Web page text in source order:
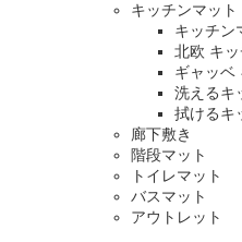
キッチンマット
キッチン
北欧 キ
ギャッベ
洗えるキ
拭けるキ
廊下敷き
階段マット
トイレマット
バスマット
アウトレット